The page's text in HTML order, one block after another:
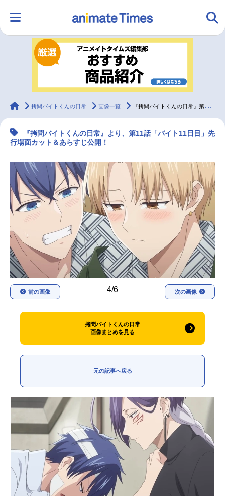
ランキング アニメ
ラジオ みんなの声
マンガ・ラノベ ゲーム・アプリ
2.5次元 配信・Vtuber トレンド 無料マンガ
最新記事一覧
アニメ記事一覧 声優記事一覧
アニメ映画一覧 実写化映画一覧
今期アニメ曜日別一覧
春アニメ
animateTimes
拷問バイトくんの日常 画像一覧 『拷問バイトくんの日常』第11話「バイト11日目」先行場面カット＆あらすじ
『拷問バイトくんの日常』より、第11話「バイト11日目」先
行場面カット＆あらすじ公開！
4/6
前の画像 次の画像
拷問バイトくんの日常
画像まとめを見る
元の記事へ戻る